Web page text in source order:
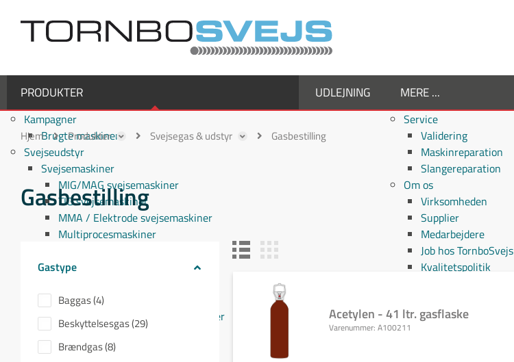
PRODUKTER
Kampagner
Brugte maskiner
Svejseudstyr
Svejsemaskiner
MIG/MAG svejsemaskiner
TIG svejsemaskiner
MMA / Elektrode svejsemaskiner
Multiprocesmaskiner
Binzel svejseslanger
Fronius svejseslanger
Fronius MIG/MAG svejseslanger
Fronius TIG svejseslanger
Sliddele til svejseslanger
UDLEJNING MERE ...
Service
Validering
Maskinreparation
Slangereparation
Om os
Virksomheden
Supplier
Medarbejdere
Job hos TornboSvejs
Kvalitetspolitik
Svejs projektet sammen
Hjem Produkter Svejsegas & udstyr Gasbestilling
Gasbestilling
Gastype
Baggas (4)
Beskyttelsesgas (29)
Brændgas (8)
Acetylen - 41 ltr. gasflaske
Varenummer: A100211